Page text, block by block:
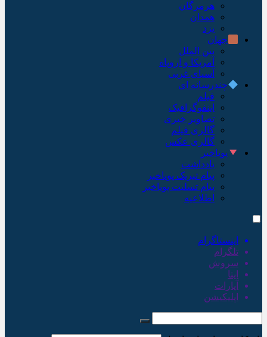
هرمزگان
همدان
یزد
جهان
بین الملل
آمریکا و اروپاه
آسیای غربی
چندرسانه ای
فیلم
اینفوگرافیک
تصاویر خبری
گالری فیلم
گالری عکس
پویاخبر
یادداشت
پیام تبریک پویاخبر
پیام تسلیت پویاخبر
اطلاعیه
اینستاگرام
تلگرام
سروش
ایتا
آپارات
اپلیکیشن